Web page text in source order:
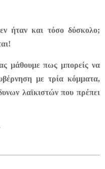
ήταν και τόσο δύσκολο;
μάθουμε πως μπορείς να
με τρία κόμματα,
λαϊκιστών που πρέπει